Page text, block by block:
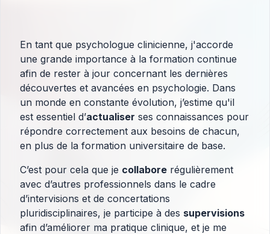
En tant que psychologue clinicienne, j'accorde
une grande importance à la formation continue
afin de rester à jour concernant les dernières
découvertes et avancées en psychologie. Dans
un monde en constante évolution, j’estime qu'il
est essentiel d’actualiser ses connaissances pour
répondre correctement aux besoins de chacun,
en plus de la formation universitaire de base.
C’est pour cela que je collabore régulièrement
avec d’autres professionnels dans le cadre
d’intervisions et de concertations
pluridisciplinaires, je participe à des supervisions
afin d’améliorer ma pratique clinique, et je me